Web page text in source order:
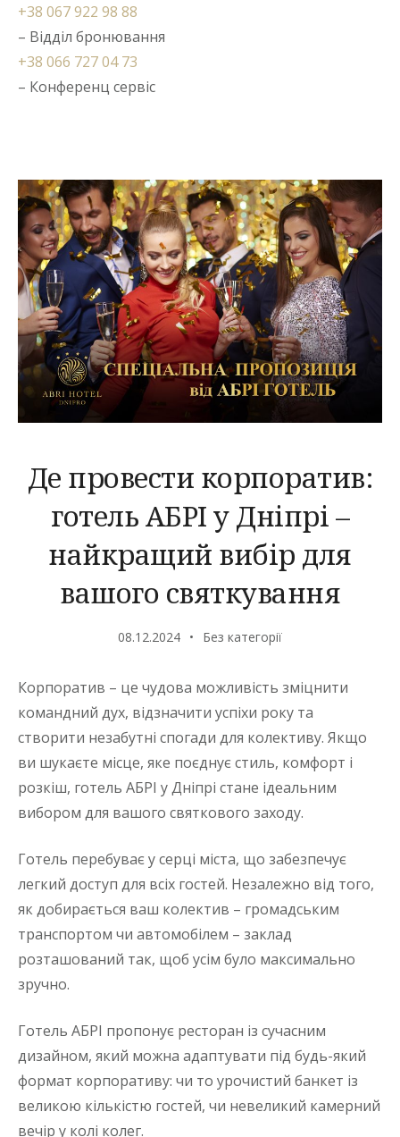
+38 067 922 98 88
– Відділ бронювання
+38 066 727 04 73
– Конференц сервіс
Де провести корпоратив:
готель АБРІ у Дніпрі –
найкращий вибір для
вашого святкування
08.12.2024 Без категорії
Корпоратив – це чудова можливість зміцнити
командний дух, відзначити успіхи року та
створити незабутні спогади для колективу. Якщо
ви шукаєте місце, яке поєднує стиль, комфорт і
розкіш, готель АБРІ у Дніпрі стане ідеальним
вибором для вашого святкового заходу.
Готель перебуває у серці міста, що забезпечує
легкий доступ для всіх гостей. Незалежно від того,
як добирається ваш колектив – громадським
транспортом чи автомобілем – заклад
розташований так, щоб усім було максимально
зручно.
Готель АБРІ пропонує ресторан із сучасним
дизайном, який можна адаптувати під будь-який
формат корпоративу: чи то урочистий банкет із
великою кількістю гостей, чи невеликий камерний
вечір у колі колег.